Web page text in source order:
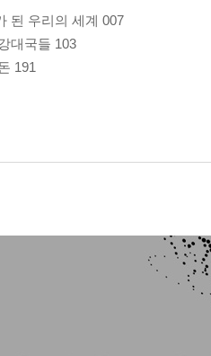
된 우리의 세계 007
대국들 103
191